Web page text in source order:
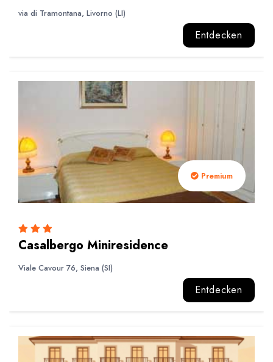
via di Tramontana, Livorno (LI)
Entdecken
Premium
Casalbergo Miniresidence
Viale Cavour 76, Siena (SI)
Entdecken